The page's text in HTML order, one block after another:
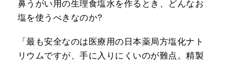
鼻うがい用の生理食塩水を作るとき、どんなお
塩を使うべきなのか?
「最も安全なのは医療用の日本薬局方塩化ナト
リウムですが、手に入りにくいのが難点。精製